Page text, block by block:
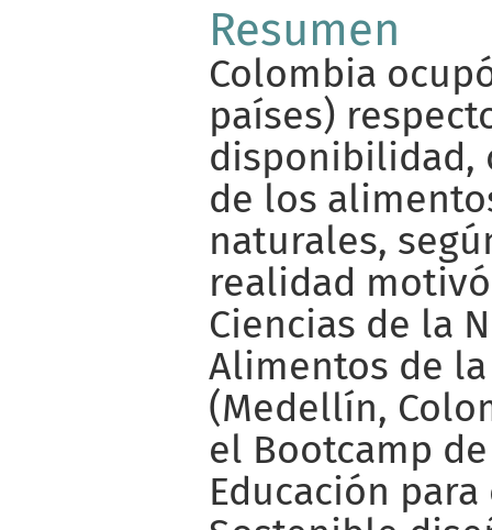
Resumen
Colombia
países)
disponibilidad,
de los
naturales,
realidad
Ciencias de la
Alimentos de la
(Medellín,
el Bootcamp
Educación